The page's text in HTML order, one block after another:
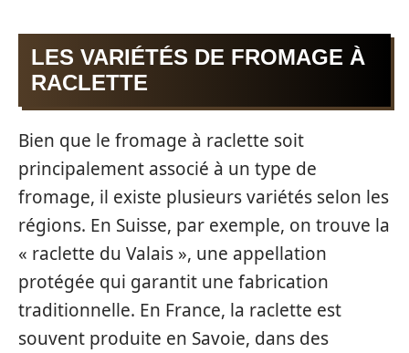
LES VARIÉTÉS DE FROMAGE À
RACLETTE
Bien que le fromage à raclette soit
principalement associé à un type de
fromage, il existe plusieurs variétés selon les
régions. En Suisse, par exemple, on trouve la
« raclette du Valais », une appellation
protégée qui garantit une fabrication
traditionnelle. En France, la raclette est
souvent produite en Savoie, dans des